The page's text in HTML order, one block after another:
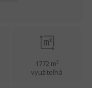
1772 m²
využiteľná